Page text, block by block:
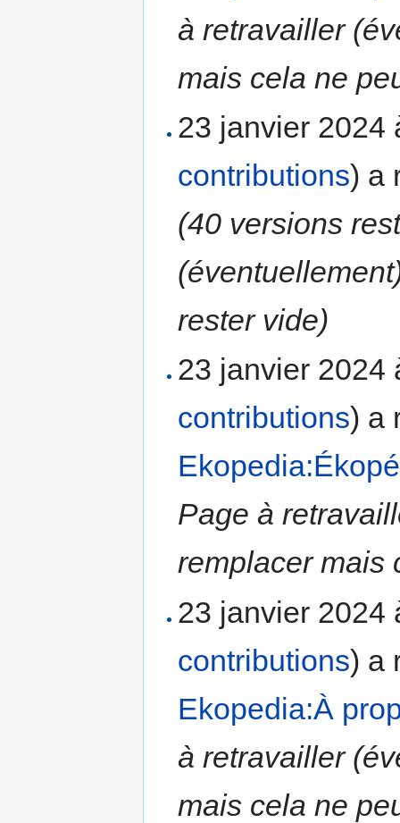
à retravailler
mais cela ne
23 janvier 2024
contributions) a
(40 versions
rester vide)
23 janvier 2024
contributions) a
Page à
remplacer mais
23 janvier 2024
contributions) a
Ekopedia:À
à retravailler
mais cela ne